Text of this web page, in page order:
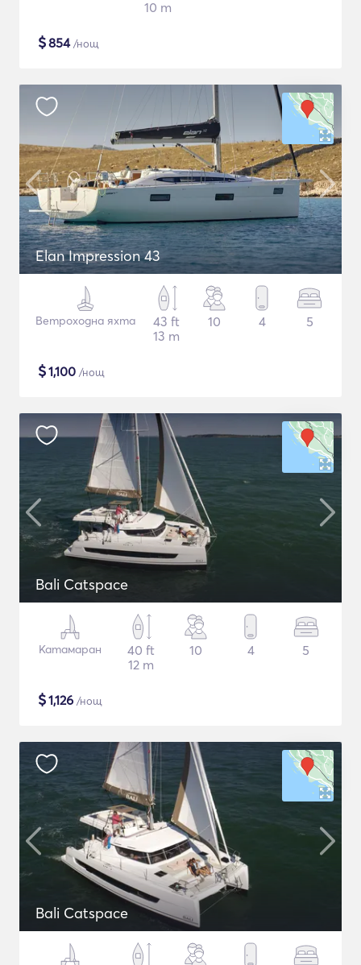
10 m
$854/нощ
Elan Impression 43
Ветроходна яхта
43 ft
13 m
10 4 5
$1,100 /нощ
Bali Catspace
Катамаран
40 ft
12 m
10 4 5
$1,126 /нощ
Bali Catspace